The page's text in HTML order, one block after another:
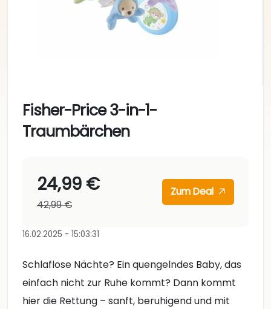
Fisher-Price 3-in-1-
Traumbärchen
24,99 €
42,99 €
Zum Deal
16.02.2025 - 15:03:31
Schlaflose Nächte? Ein quengelndes Baby, das
einfach nicht zur Ruhe kommt? Dann kommt
hier die Rettung – sanft, beruhigend und mit